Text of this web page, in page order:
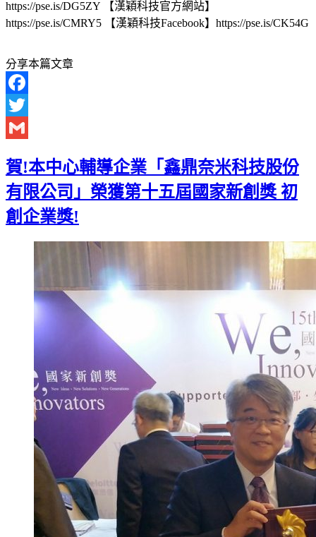
https://pse.is/DG5ZY 【漢穎科技官方網站】
https://pse.is/CMRY5 【漢穎科技Facebook】https://pse.is/CK54G
分享本篇文章
Facebook
Twitter
賀!本中心輔導企業「鑫鼎奈米科技股份
有限公司」榮獲第十五屆國家新創獎 初
創企業獎!